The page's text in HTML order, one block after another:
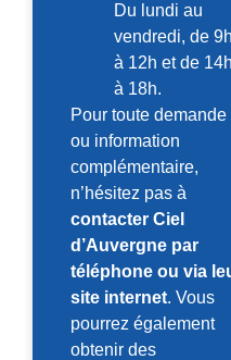
Du lundi au
vendredi, de 9h
à 12h et de 14h
à 18h.
Pour toute demande
ou information
complémentaire,
n’hésitez pas à
contacter Ciel
d’Auvergne par
téléphone ou via
site internet. Vous
pourrez également
obtenir des